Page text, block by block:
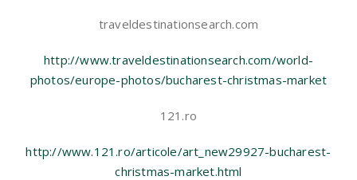
traveldestinationsearch.com
http://www.traveldestinationsearch.com/world-
photos/europe-photos/bucharest-christmas-market
121.ro
http://www.121.ro/articole/art_new29927-bucharest-
christmas-market.html